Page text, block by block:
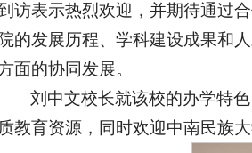
访表示热烈欢迎，并期待通过
院的发展历程、学科建设成果和
面的协同发展。
刘中文校长就该校的办学特
质教育资源，同时欢迎中南民族